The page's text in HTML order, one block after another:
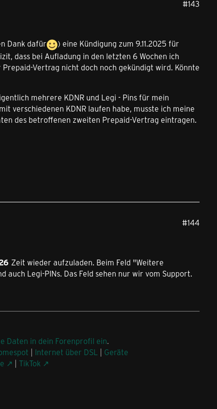
#143
Dank dafür
) eine Kündigung zum 9.11.2025 für
dass bei Aufladung in den letzten 6 Wochen ich
Vertrag nicht doch noch gekündigt wird. Könnte
mehrere KDNR und Legi - Pins für mein
verschiedenen KDNR laufen habe, musste ich meine
des betroffenen zweiten Prepaid-Vertrag eintragen.
#144
Zeit wieder aufzuladen. Beim Feld "Weitere
Legi-PINs. Das Feld sehen nur wir vom Support.
Daten in dein Forenprofil ein.
| Internet über DSL | Geräte
| TikTok